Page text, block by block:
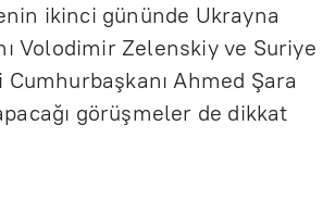
ikinci gününde Ukrayna
Volodimir Zelenskiy ve Suriye
Cumhurbaşkanı Ahmed Şara
görüşmeler de dikkat